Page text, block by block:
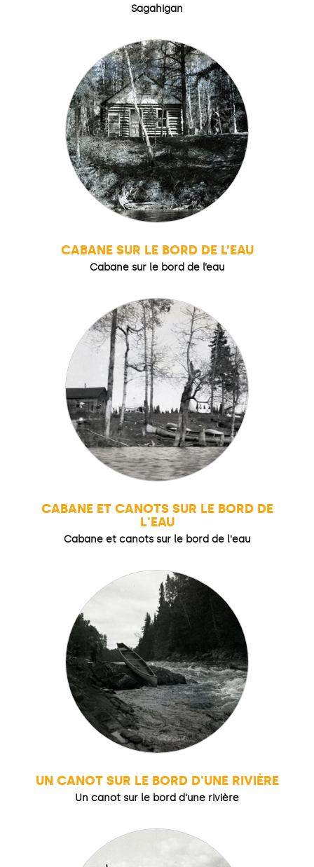
Sagahigan
CABANE SUR LE BORD DE L’EAU
Cabane sur le bord de l’eau
CABANE ET CANOTS SUR LE BORD DE
L'EAU
Cabane et canots sur le bord de l'eau
UN CANOT SUR LE BORD D'UNE RIVIÈRE
Un canot sur le bord d'une rivière